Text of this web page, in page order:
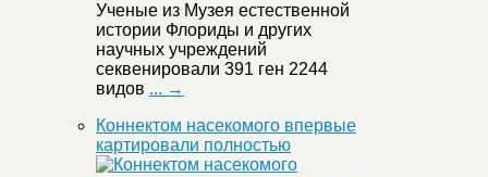
Ученые из Музея естественной
истории Флориды и других
научных учреждений
секвенировали 391 ген 2244
видов ... →
Коннектом насекомого впервые
картировали полностью